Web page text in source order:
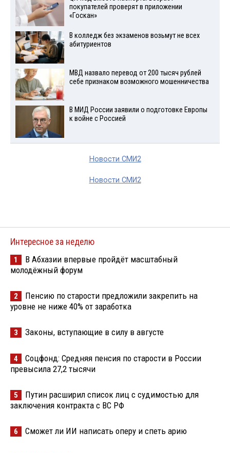
покупателей проверят в приложении
«Госкан»
В колледж без экзаменов возьмут не всех
абитуриентов
МВД назвало перевод от 200 тысяч рублей
себе признаком возможного мошенничества
В МИД России заявили о подготовке Европы
к войне с Россией
Новости СМИ2
Новости СМИ2
Интересное за неделю
1
В Абхазии впервые пройдёт масштабный
молодёжный форум
2
Пенсию по старости предложили закрепить на
уровне не ниже 40% от заработка
3 Законы, вступающие в силу в августе
4
Соцфонд: Средняя пенсия по старости в России
превысила 27,2 тысячи
5
Путин расширил список лиц с судимостью для
заключения контракта с ВС РФ
6 Сможет ли ИИ написать оперу и спеть арию